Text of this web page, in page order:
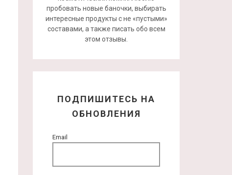
пробовать новые баночки, выбирать
интересные продукты с не «пустыми»
составами, а также писать обо всем
этом отзывы.
ПОДПИШИТЕСЬ НА
ОБНОВЛЕНИЯ
Email